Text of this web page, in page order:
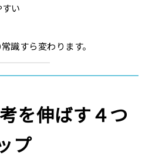
い
識すら変わります。
を伸ばす４つ
プ